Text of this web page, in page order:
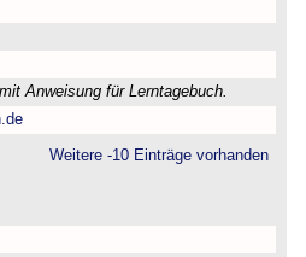
Anweisung für Lerntagebuch.
Weitere -10 Einträge vorhanden